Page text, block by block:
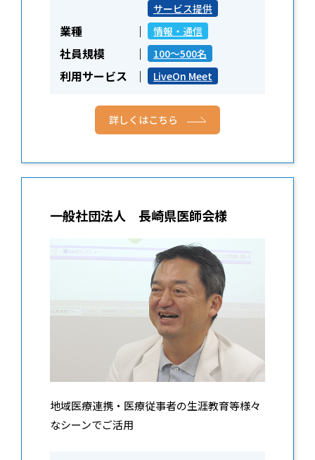
サービス提供
業種 情報・通信
社員規模 100～500名
利用サービス LiveOn Meet
詳しくはこちら
一般社団法人 長崎県医師会様
地域医療連携・医療従事者の生涯教育等様々
なシーンでご活用